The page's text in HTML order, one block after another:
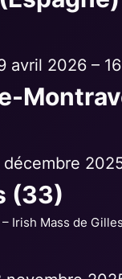
avril 2026 –
décembre
(33)
Irish Mass de